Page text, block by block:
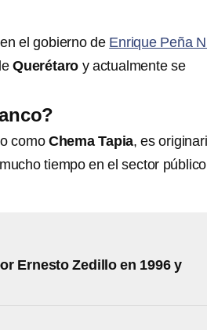
el gobierno de Enrique Peña
Querétaro y actualmente se
comoChema Tapia, es
tiempo en el sector
Ernesto Zedillo en 1996 y